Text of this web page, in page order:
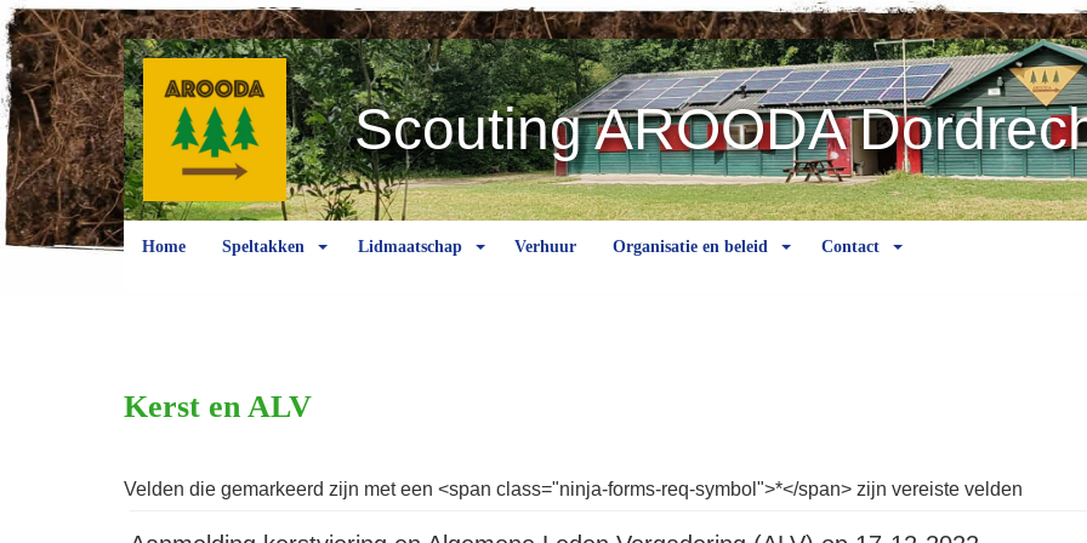
Scouting AROODA
Home Speltakken Lidmaatschap Verhuur Organisatie en beleid Contact
Kerst en ALV
Velden die gemarkeerd zijn met een <span class="ninja-forms-req-symbol">*</span> zijn vereiste velden